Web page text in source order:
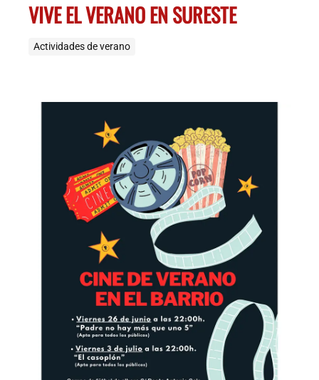
VIVE EL VERANO EN SURESTE
Actividades de verano